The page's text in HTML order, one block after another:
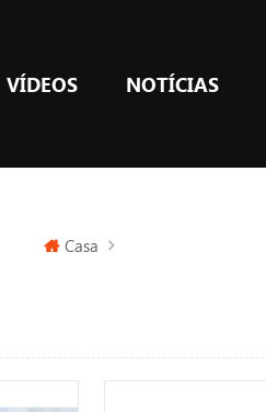
VÍDEOS NOTÍCIAS
Casa